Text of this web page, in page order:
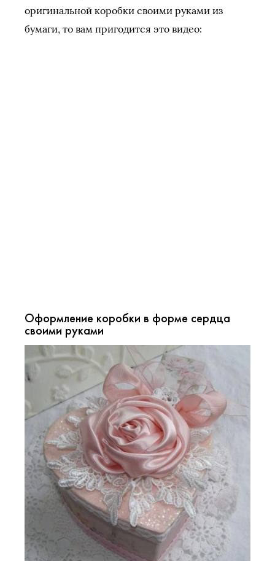
оригинальной коробки своими руками из
бумаги, то вам пригодится это видео:
Оформление коробки в форме сердца
своими руками